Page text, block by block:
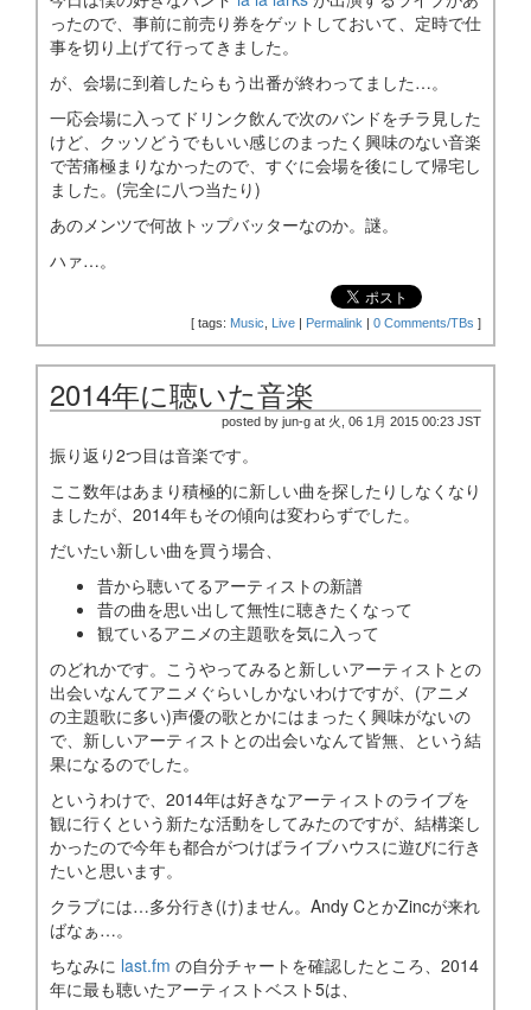
ったので、事前に前売り券をゲットしておいて、定時で仕
事を切り上げて行ってきました。
が、会場に到着したらもう出番が終わってました…。
一応会場に入ってドリンク飲んで次のバンドをチラ見した
けど、クッソどうでもいい感じのまったく興味のない音楽
で苦痛極まりなかったので、すぐに会場を後にして帰宅し
ました。(完全に八つ当たり)
あのメンツで何故トップバッターなのか。謎。
ハァ…。
[ tags: Music Live | Permalink | 0 Comments/TBs ]
2014年に聴いた音楽
posted by jun-g at 火, 06 1月 2015 00:23 JST
振り返り2つ目は音楽です。
ここ数年はあまり積極的に新しい曲を探したりしなくなり
ましたが、2014年もその傾向は変わらずでした。
だいたい新しい曲を買う場合、
昔から聴いてるアーティストの新譜
昔の曲を思い出して無性に聴きたくなって
観ているアニメの主題歌を気に入って
のどれかです。こうやってみると新しいアーティストとの
出会いなんてアニメぐらいしかないわけですが、(アニメ
の主題歌に多い)声優の歌とかにはまったく興味がないの
で、新しいアーティストとの出会いなんて皆無、という結
果になるのでした。
というわけで、2014年は好きなアーティストのライブを
観に行くという新たな活動をしてみたのですが、結構楽し
かったので今年も都合がつけばライブハウスに遊びに行き
たいと思います。
クラブには…多分行き(け)ません。Andy CとかZincが来れ
ばなぁ…。
ちなみに last.fm の自分チャートを確認したところ、2014
年に最も聴いたアーティストベスト5は、